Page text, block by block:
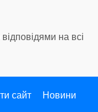
на сайт →
на всі
сайт Новини